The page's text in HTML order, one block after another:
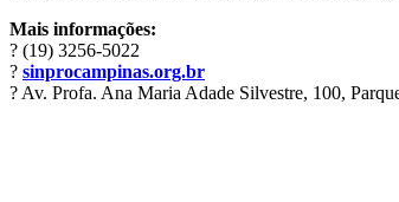
Mais informações:
? (19) 3256-5022
? sinprocampinas.org.br
? Av. Profa. Ana Maria Adade Silvestre, 100,